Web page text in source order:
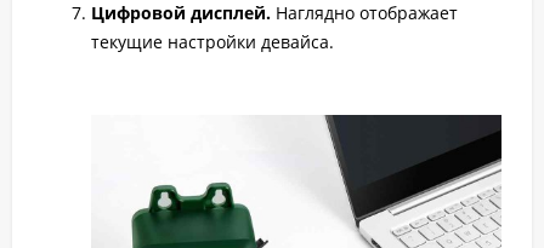
Цифровой дисплей. Наглядно отображает
текущие настройки девайса.